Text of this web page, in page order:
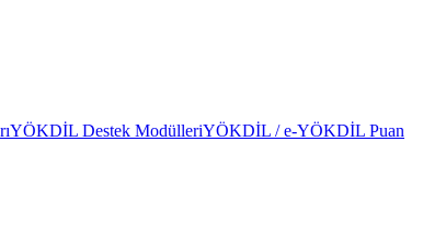
YÖKDİL Destek ModülleriYÖKDİL / e-YÖKDİL Puan